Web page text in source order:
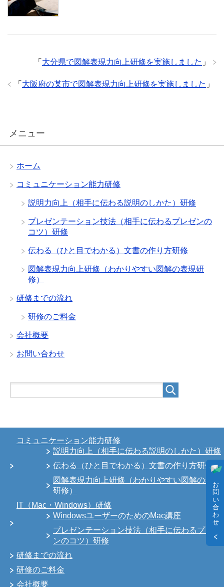
お
問
い
合
わ
せ
「 大分県で図解表現力向上研修を実施しました 」
「 大阪府の某市で図解表現力向上研修を実施しました 」
メニュー
ホーム
コミュニケーション能力研修
説明力向上（相手に伝わる説明のしかた）研修
プレゼンテーション技法（相手に伝わるプレゼンの
コツ）研修
伝わる（ひと目でわかる）文書の作り方研修
図解表現力向上研修（わかりやすい図解の表現研
修）
研修までの流れ
研修のご料金
会社概要
お問い合わせ
コミュニケーション能力研修
説明力向上（相手に伝わる説明のしかた）研修
伝わる（ひと目でわかる）文書の作り方研修
図解表現力向上研修（わかりやすい図解の表現
研修）
IT（Mac・Windows）研修
WindowsユーザーのためのMac講座
プレゼンテーション技法（相手に伝わるプレゼ
ンのコツ）研修
研修までの流れ
研修のご料金
会社概要